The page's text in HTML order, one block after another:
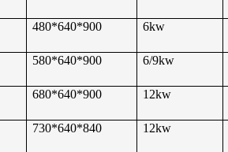
480*640*900 6kw
580*640*900 6/9kw
680*640*900 12kw
730*640*840 12kw